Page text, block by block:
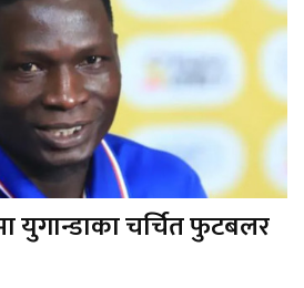
युगान्डाका चर्चित फुटबलर